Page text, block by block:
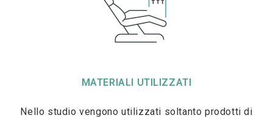
MATERIALI UTILIZZATI
Nello studio vengono utilizzati soltanto prodotti di